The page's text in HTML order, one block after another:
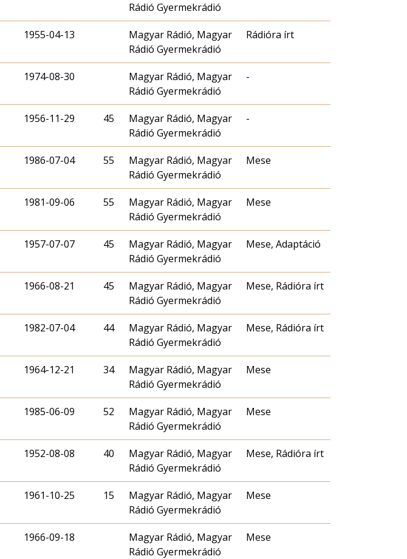
Rádió Gyermekrádió
1955-04-13
Magyar Rádió, Magyar
Rádió Gyermekrádió
Rádióra írt
1974-08-30
Magyar Rádió, Magyar
Rádió Gyermekrádió
-
1956-11-29 45
Magyar Rádió, Magyar
Rádió Gyermekrádió
-
1986-07-04 55
Magyar Rádió, Magyar
Rádió Gyermekrádió
Mese
1981-09-06 55
Magyar Rádió, Magyar
Rádió Gyermekrádió
Mese
1957-07-07 45
Magyar Rádió, Magyar
Rádió Gyermekrádió
Mese, Adaptáció
1966-08-21 45
Magyar Rádió, Magyar
Rádió Gyermekrádió
Mese, Rádióra írt
1982-07-04 44
Magyar Rádió, Magyar
Rádió Gyermekrádió
Mese, Rádióra írt
1964-12-21 34
Magyar Rádió, Magyar
Rádió Gyermekrádió
Mese
1985-06-09 52
Magyar Rádió, Magyar
Rádió Gyermekrádió
Mese
1952-08-08 40
Magyar Rádió, Magyar
Rádió Gyermekrádió
Mese, Rádióra írt
1961-10-25 15
Magyar Rádió, Magyar
Rádió Gyermekrádió
Mese
1966-09-18
Magyar Rádió, Magyar
Rádió Gyermekrádió
Mese